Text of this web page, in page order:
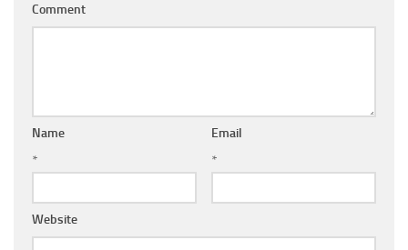
Comment
Name
*
Email
*
Website